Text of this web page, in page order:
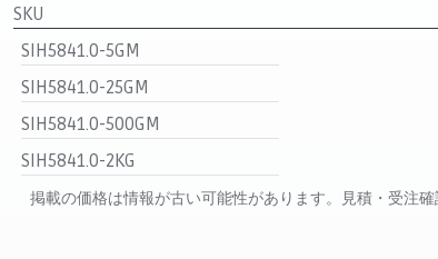
SKU
SIH5841.0-5GM
SIH5841.0-25GM
SIH5841.0-500GM
SIH5841.0-2KG
掲載の価格は情報が古い可能性があります。見積・受注